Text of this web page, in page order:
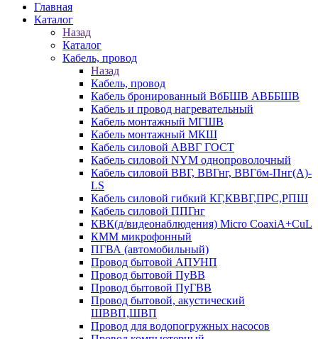
Главная
Каталог
Назад
Каталог
Кабель, провод
Назад
Кабель, провод
Кабель бронированный ВбБШВ АВББШВ
Кабель и провод нагревательный
Кабель монтажный МГШВ
Кабель монтажный МКШ
Кабель силовой АВВГ ГОСТ
Кабель силовой NYM однопроволочный
Кабель силовой ВВГ, ВВГнг, ВВГбм-Пнг(А)-
LS
Кабель силовой гибкий КГ,КВВГ,ПРС,РПШ
Кабель силовой ППГнг
КВК(д/видеонаблюдения) Micro CoaxiA+CuL
КММ микрофонный
ПГВА (автомобильный)
Провод бытовой АПУНП
Провод бытовой ПуВВ
Провод бытовой ПуГВВ
Провод бытовой, акустический
ШВВП,ШВП
Провод для водопогружных насосов